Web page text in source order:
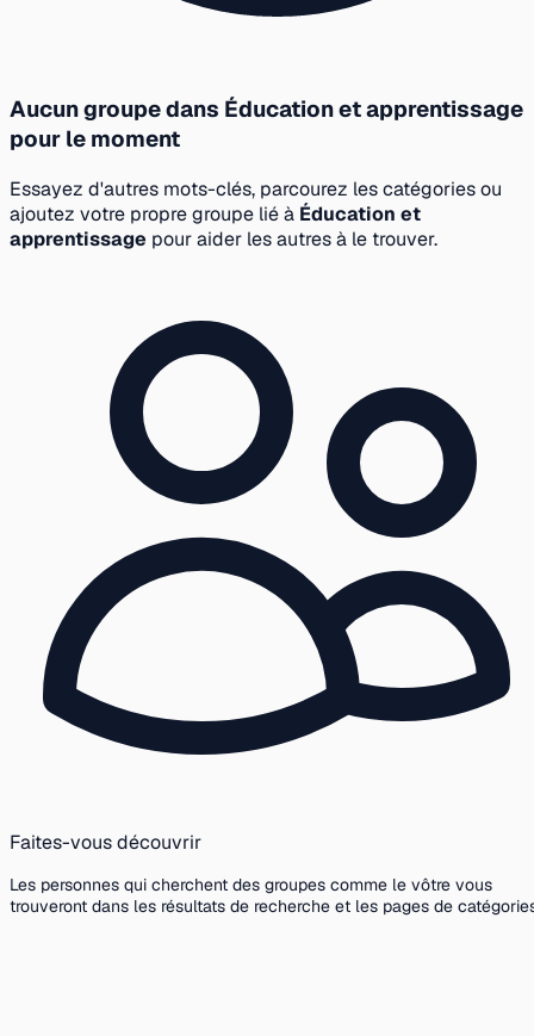
Aucun groupe dans Éducation et apprentissage
pour le moment
Essayez d'autres mots-clés, parcourez les catégories ou
ajoutez votre propre groupe lié à Éducation et
apprentissage pour aider les autres à le trouver.
Faites-vous découvrir
Les personnes qui cherchent des groupes comme le vôtre vous
trouveront dans les résultats de recherche et les pages de